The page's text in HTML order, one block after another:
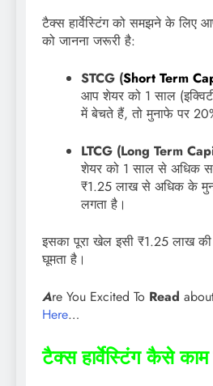
टैक्स हार्वेस्टिंग को समझने के लिए
को जानना जरूरी है:
STCG (Short Term
आप शेयर को 1 साल
में बेचते हैं, तो मुनाफे पर
LTCG (Long Term
शेयर को 1 साल से अधिक
₹1.25 लाख से अधिक के
लगता है।
इसका पूरा खेल इसी ₹1.25 लाख की
घूमता है।
Are You Excited To Read
Here…
टैक्स हार्वेस्टिंग कैसे